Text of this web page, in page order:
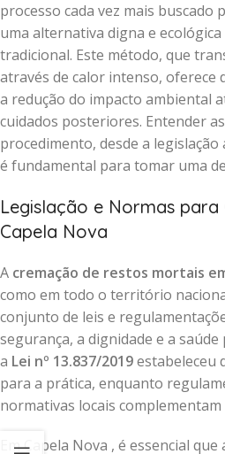
processo cada vez mais buscado
uma alternativa digna e
tradicional. Este método, que
através de calor intenso, oferece
a redução do impacto ambiental
cuidados posteriores. Entender
procedimento, desde a
é fundamental para tomar uma
Legislação e Normas
Capela Nova
A cremação de restos mortais
como em todo o território
conjunto de leis e
segurança, a dignidade e a
a Lei nº 13.837/2019estabeleceu
para a prática, enquanto
normativas locais
Em Capela Nova , é essencial que